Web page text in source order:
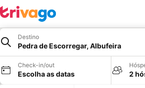
Destino
Pedra de Escorregar, Albufeira
Check-in/out
Escolha as datas 2